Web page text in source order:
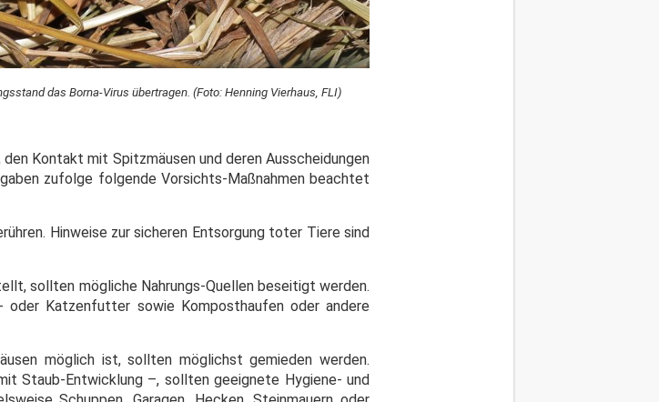
das Borna-Virus übertragen. (Foto: Henning Vierhaus, FLI)
Kontakt mit Spitzmäusen und deren Ausscheidungen
zufolge folgende Vorsichts-Maßnahmen beachtet
Hinweise zur sicheren Entsorgung toter Tiere sind
sollten mögliche Nahrungs-Quellen beseitigt werden.
oder Katzenfutter sowie Komposthaufen oder andere
möglich ist, sollten möglichst gemieden werden.
Staub-Entwicklung –, sollten geeignete Hygiene- und